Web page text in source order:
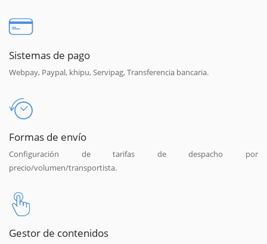
Sistemas de pago
Webpay, Paypal, khipu, Servipag, Transferencia bancaria.
Formas de envío
Configuración de tarifas de despacho por
precio/volumen/transportista.
Gestor de contenidos